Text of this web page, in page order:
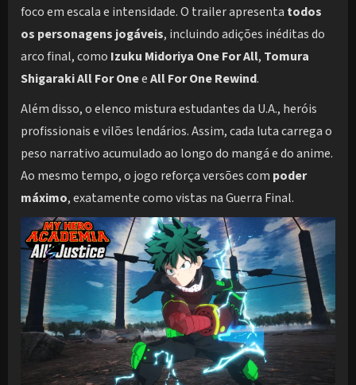
foco em escala e intensidade. O trailer apresenta todos
os personagens jogáveis, incluindo adições inéditas do
arco final, como Izuku Midoriya One For All, Tomura
Shigaraki All For OneeAll For One Rewind.
Além disso, o elenco mistura estudantes da U.A., heróis
profissionais e vilões lendários. Assim, cada luta carrega o
peso narrativo acumulado ao longo do mangá e do anime.
Ao mesmo tempo, o jogo reforça versões com poder
máximo, exatamente como vistas na Guerra Final.